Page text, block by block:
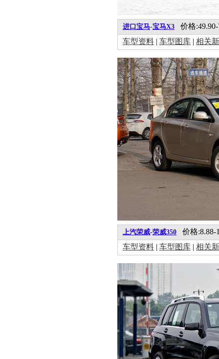
进口宝马-宝马X3 价格
车型资料 | 车型图库 | 相关
上汽荣威-荣威350 价格:8.88-
车型资料 | 车型图库 | 相关